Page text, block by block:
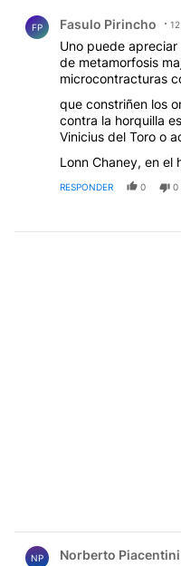
FP Fasulo Pirincho
Uno puede
de metamorfosis
microcontracturas
que constriñen los
contra la horquilla
Vinicius del Toro o
Lonn Chaney, en el
RESPONDER 0 0
NP Norberto Piacentini